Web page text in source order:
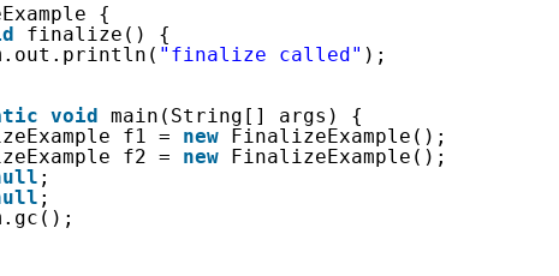
{
finalize() {
"finalize called" );
void main(String[] args) {
f1 = new
FinalizeExample();
f2 = new
FinalizeExample();
;
;